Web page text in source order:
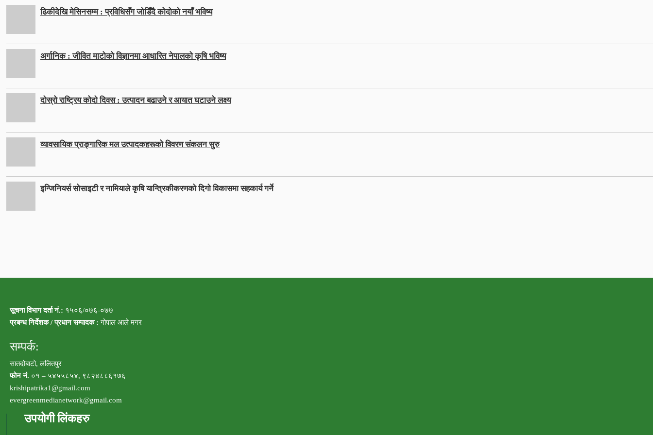
ढिकीदेखि मेसिनसम्म : प्रविधिसँग जोडिँदै कोदोको नयाँ भविष्य
अर्गानिक : जीवित माटोको विज्ञानमा आधारित नेपालको कृषि भविष्य
दोस्रो राष्ट्रिय कोदो दिवस : उत्पादन बढाउने र आयात घटाउने लक्ष्य
व्यावसायिक प्राङ्गारिक मल उत्पादकहरूको विवरण संकलन सुरु
इन्जिनियर्स सोसाइटी र नामियाले कृषि यान्त्रिकीकरणको दिगो विकासमा सहकार्य गर्ने
सूचना विभाग दर्ता नं.: १५०६/०७६-०७७
प्रबन्ध निर्देशक / प्रधान सम्पादक : गोपाल आले मगर
सम्पर्क:
सातदोबाटो, ललितपुर
फोन नं. ०१ – ५४५५८५४, ९८२४८८६१७६
krishipatrika1@gmail.com
evergreenmedianetwork@gmail.com
उपयोगी लिंकहरु